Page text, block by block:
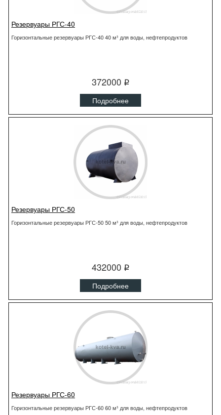
Резервуары РГС-40
Горизонтальные резервуары РГС-40 40 м³ для воды, нефтепродуктов
372000 q
Подробнее
Резервуары РГС-50
Горизонтальные резервуары РГС-50 50 м³ для воды, нефтепродуктов
432000 q
Подробнее
Резервуары РГС-60
Горизонтальные резервуары РГС-60 60 м³ для воды, нефтепродуктов